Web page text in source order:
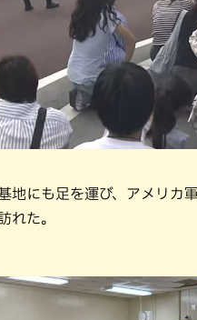
地にも足を運び、アメリカ
れた。